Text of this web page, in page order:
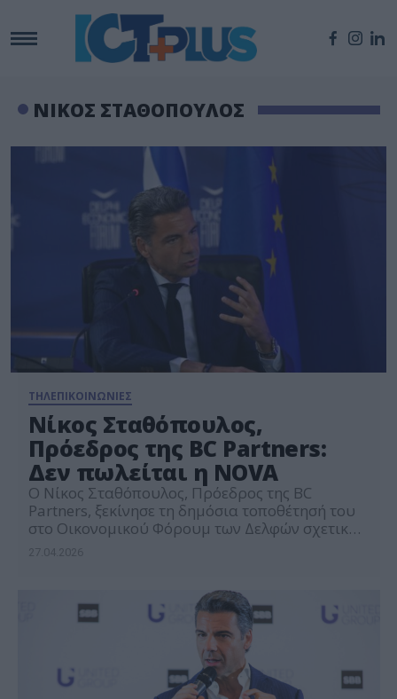
ΝΙΚΟΣ ΣΤΑΘΟΠΟΥΛΟΣ
ΤΗΛΕΠΙΚΟΙΝΩΝΙΕΣ
Νίκος Σταθόπουλος,
Πρόεδρος της BC Partners:
Δεν πωλείται η NOVA
Ο Νίκος Σταθόπουλος, Πρόεδρος της BC
Partners, ξεκίνησε τη δημόσια τοποθέτησή του
στο Οικονομικού Φόρουμ των Δελφών σχετικά
αγορά. Πέρα από το ζήτημα της Nova, ο
Σταθόπουλος στάθηκε ιδιαίτερα στη σημασία
των επενδύσεων σε υποδομές νέας γενιάς, όπως